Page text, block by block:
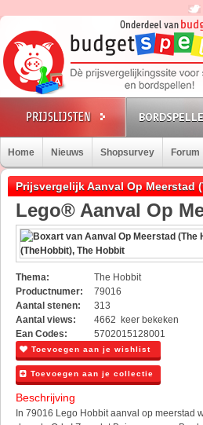
Home Nieuws Shopsurvey Forum
Prijsvergelijk Aanval Op Meerstad
Lego® Aanval Op
Thema:
The Hobbit
Productnumer:
79016
Aantal stenen:
313
Aantal views:
4662 keer bekeken
Ean Codes:
5702015128001
Toevoegen aan je wishlist
Toevoegen aan je collectie
Beschrijving
In 79016 Lego Hobbit aanval op meerstad